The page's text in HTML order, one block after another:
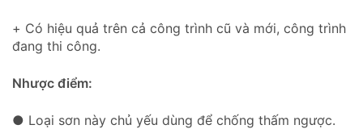
+ Có hiệu quả trên cả công trình cũ và mới, công trình
đang thi công.
Nhược điểm:
● Loại sơn này chủ yếu dùng để chống thấm ngược.